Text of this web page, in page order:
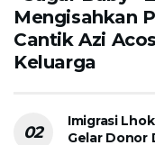
Mengisahkan
Cantik Azi
Keluarga
Imigrasi
Gelar Donor